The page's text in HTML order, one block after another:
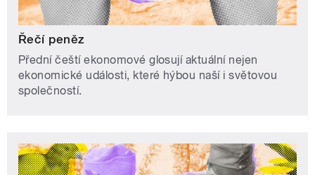
Řečí peněz
Přední čeští ekonomové glosují aktuální nejen
ekonomické události, které hýbou naší i světovou
společností.